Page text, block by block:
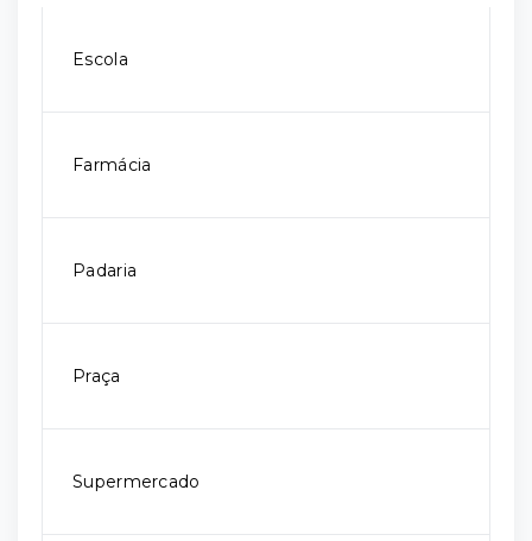
Escola
Farmácia
Padaria
Praça
Supermercado